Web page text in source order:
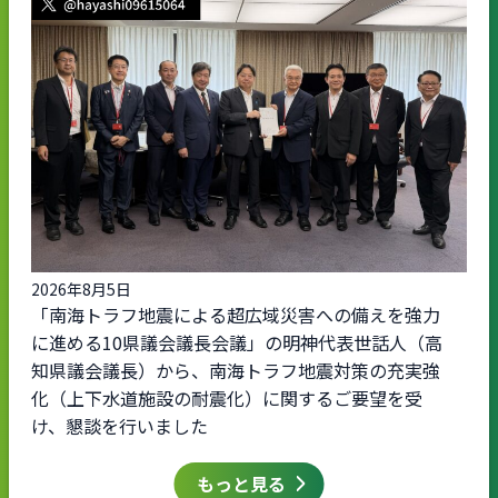
もっと見る
2026年8月5日
「南海トラフ地震による超広域災害への備えを強力
に進める10県議会議長会議」の明神代表世話人（高
知県議会議長）から、南海トラフ地震対策の充実強
化（上下水道施設の耐震化）に関するご要望を受
け、懇談を行いました